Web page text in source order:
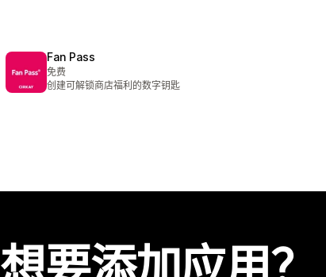
Fan Pass
免费
创建可解锁商店福利的数字钥匙